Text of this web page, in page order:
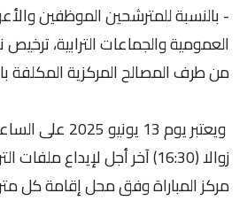
- بالنسبة للمترشحين الموظفين
العمومية والجماعات الترابية،
من طرف المصالح المركزية المكلفة
ويعتبر يوم 13
زوالا (16:30) آخر أجل لإيداع
مركز المباراة وفق محل إقامة كل